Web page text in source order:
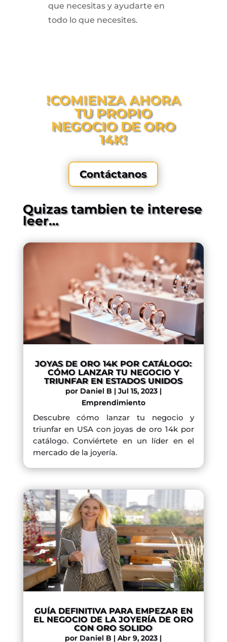
que necesitas y ayudarte en
todo lo que necesites.
!COMIENZA AHORA
TU PROPIO
NEGOCIO DE ORO
14K!
Contáctanos
Quizas tambien te interese
leer…
JOYAS DE ORO 14K POR CATÁLOGO:
CÓMO LANZAR TU NEGOCIO Y
TRIUNFAR EN ESTADOS UNIDOS
por Daniel B | Jul 15, 2023|
Emprendimiento
Descubre cómo lanzar tu negocio y
triunfar en USA con joyas de oro 14k por
catálogo. Conviértete en un líder en el
mercado de la joyería.
GUÍA DEFINITIVA PARA EMPEZAR EN
EL NEGOCIO DE LA JOYERÍA DE ORO
CON ORO SOLIDO
por Daniel B |Abr 9, 2023 |